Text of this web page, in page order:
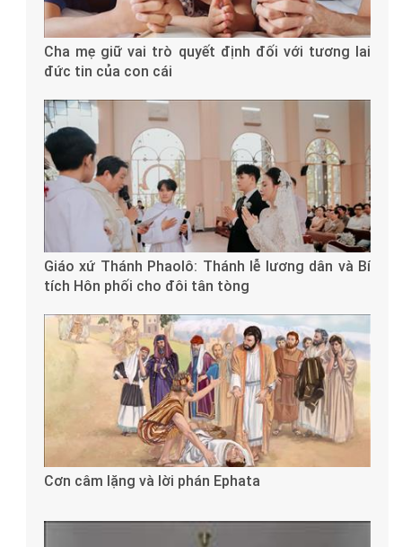
Cha mẹ giữ vai trò quyết định đối với tương lai
đức tin của con cái
Giáo xứ Thánh Phaolô: Thánh lễ lương dân và Bí
tích Hôn phối cho đôi tân tòng
Cơn câm lặng và lời phán Ephata